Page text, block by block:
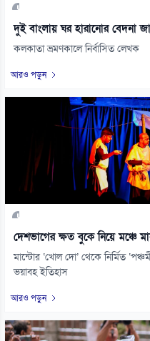
দুই বাংলায় ঘর হারানোর বেদনা
কলকাতা ভ্রমণকালে নির্বাসিত লেখক
আরও পড়ুন
দেশভাগের ক্ষত বুকে নিয়ে মঞ্চে
মান্টোর ‘খোল দো’ থেকে নির্মিত
ভয়াবহ ইতিহাস
আরও পড়ুন